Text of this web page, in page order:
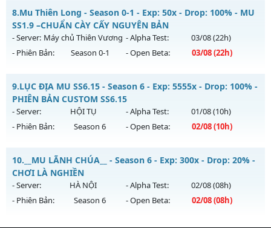
Antihack: Shark Shield
ĐUA TOP NHẬN MỐC NẠP - TẶNG SET 400 FULL THẦN+3M
WC FREE
Mu mới ra tháng 08 2026 - Mở máy chủ
BOSS 24/7 SĂN
WCOINC THẢ GAvào 08h ngày 06/08/2626
Kiểu reset: Reset In Game
Thể loại: Mu Nguyên bản Webzen
Antihack: KHÔNG THỂ HACK
8.Mu Thiên Long - Season 0-1 - Exp: 50x - Drop: 100% - MU
SS1.9 –CHUẨN CÀY CẤY NGUYÊN BẢN
- Server: Máy chủ Thiên Vương - Alpha Test: 03/08(22h)
- Phiên Bản:
Season 0-1 - Open Beta: 03/08(22h)
Mu mới ra tháng 08 2026 - Mở máy chủ
Vương vào 22h ngày 03/08/2626
Exp: 50x - Drop: 100%
Thể loại: Mu Nguyên bản Webzen
Antihack: Gameguard
9.LỤC ĐỊA MU SS6.15 - Season 6 - Exp: 5555x - Drop: 100% -
PHIÊN BẢN CUSTOM SS6.15
- Server: HỘI TỤ - Alpha Test: 01/08(10h)
- Phiên Bản:
Season 6 - Open Beta: 02/08(10h)
LỤC ĐỊA MU SS6.15 - PHIÊN BẢN CUSTOM SS6.15
Mu mới ra tháng 08 2026 - Mở máy chủ
ngày 02/08/2626
Exp: 5555x - Drop: 100%
10. __MU LÃNH CHÚA__ - Season 6 - Exp: 300x - Drop: 20% -
CHƠI LÀ NGHIỀN
- Server: HÀ NỘI - Alpha Test: 02/08(08h)
- Phiên Bản:
Season 6 - Open Beta: 02/08(08h)